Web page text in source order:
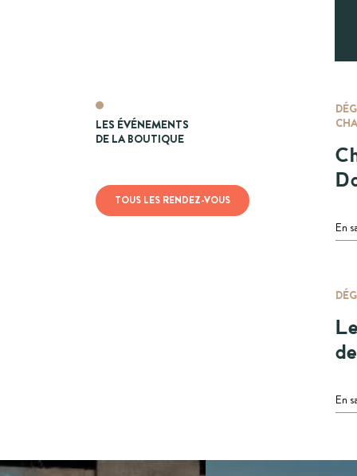
LES ÉVÉNEMENTS
DE LA BOUTIQUE
TOUS LES RENDEZ-VOUS
En
En